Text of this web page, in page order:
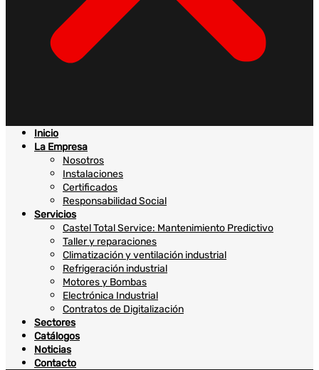
Inicio
La Empresa
Nosotros
Instalaciones
Certificados
Responsabilidad Social
Servicios
Castel Total Service: Mantenimiento Predictivo
Taller y reparaciones
Climatización y ventilación industrial
Refrigeración industrial
Motores y Bombas
Electrónica Industrial
Contratos de Digitalización
Sectores
Catálogos
Noticias
Contacto